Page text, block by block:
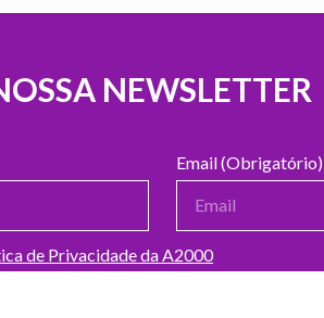
NEWSLETTER
Email (Obrigatório)
de Privacidade da A2000